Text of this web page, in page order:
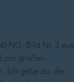
NG, Bild Nr. 3 aus
cm großen
Ich gebe zu, der